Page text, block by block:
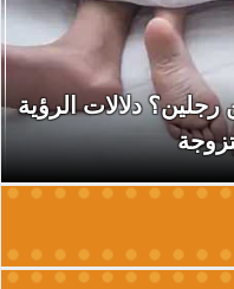
دلالات الرؤية